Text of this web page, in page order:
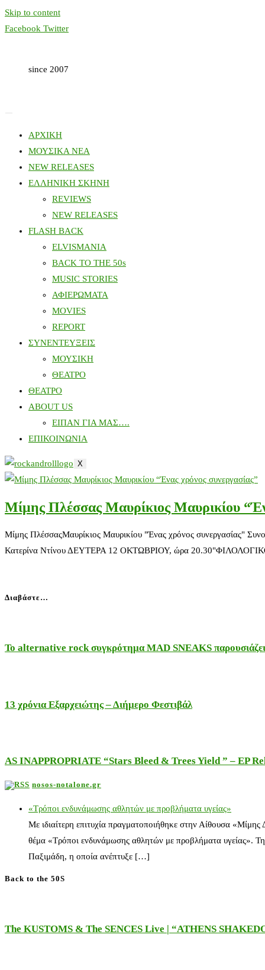
Skip to content
Facebook Twitter
since 2007
ΑΡΧΙΚΗ
ΜΟΥΣΙΚΑ ΝΕΑ
NEW RELEASES
ΕΛΛΗΝΙΚΗ ΣΚΗΝΗ
REVIEWS
NEW RELEASES
FLASH BACK
ELVISMANIA
BACK TO THE 50s
MUSIC STORIES
ΑΦΙΕΡΩΜΑΤΑ
MOVIES
REPORT
ΣΥΝΕΝΤΕΥΞΕΙΣ
ΜΟΥΣΙΚΗ
ΘΕΑΤΡΟ
ΘΕΑΤΡΟ
ABOUT US
ΕΙΠΑΝ ΓΙΑ ΜΑΣ….
ΕΠΙΚΟΙΝΩΝΙΑ
X
Μίμης Πλέσσας Μαυρίκιος Μαυρικίου
Μίμης ΠλέσσαςΜαυρίκιος Μαυρικίου "Ένας χρόνος συνεργασίας"
Κατερίνα Ντίνου ΔΕΥΤΕΡΑ 12 ΟΚΤΩΒΡΙΟΥ, ώρα
Διαβάστε…
Το alternative rock συγκρότημα MAD SNEAKS
13 χρόνια Εξαρχειώτης – Διήμερο Φεστιβάλ
AS INAPPROPRIATE “Stars Bleed & Trees Yield ” – EP
nosos-notalone.gr
«Τρόποι ενδυνάμωσης αθλητών με προβλήματα υγείας»
Με ιδιαίτερη επιτυχία πραγματοποιήθηκε στην Αίθουσα
θέμα «Τρόποι ενδυνάμωσης αθλητών με προβλήματα υγείας».
Παξιμάδη, η οποία ανέπτυξε […]
Back to the 50S
The KUSTOMS & The SENCES Live | “ATHENS